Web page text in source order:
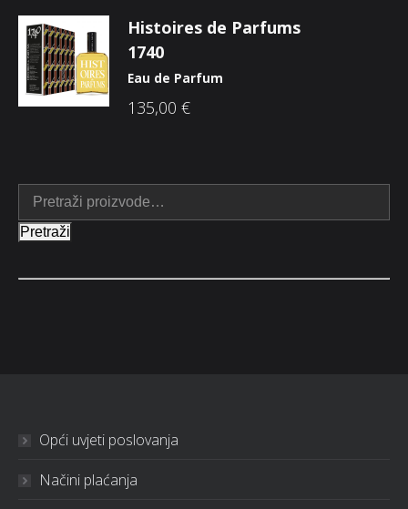
Histoires de Parfums
1740
Eau de Parfum
135,00 €
Pretraži
Opći uvjeti poslovanja
Načini plaćanja